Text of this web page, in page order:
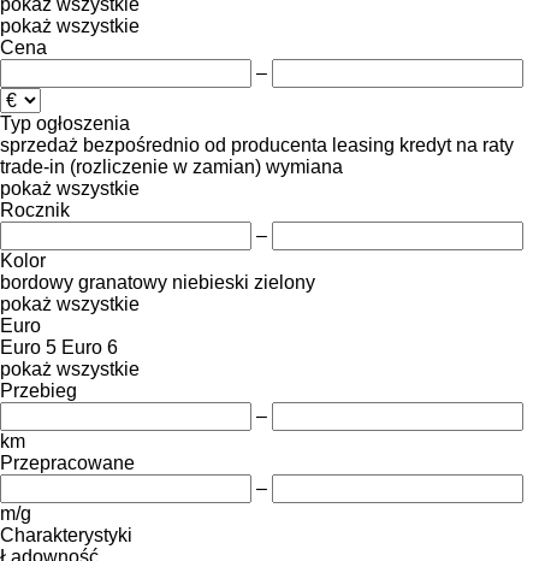
pokaż wszystkie
Cena
–
Typ ogłoszenia
sprzedaż bezpośrednio od producenta leasing kredyt na raty
trade-in (rozliczenie w zamian) wymiana
pokaż wszystkie
Rocznik
–
Kolor
bordowy granatowy niebieski zielony
pokaż wszystkie
Euro
Euro 5 Euro 6
pokaż wszystkie
Przebieg
–
km
Przepracowane
–
m/g
Charakterystyki
Ładowność